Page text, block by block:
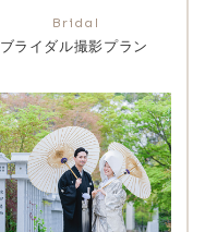
ブライダル撮影プラン